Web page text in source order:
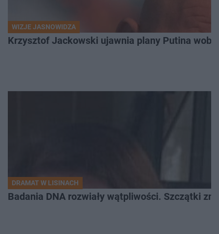
WIZJE JASNOWIDZA
Krzysztof Jackowski ujawnia plany Putina
DRAMAT W LISINACH
Badania DNA rozwiały wątpliwości. Szczątki